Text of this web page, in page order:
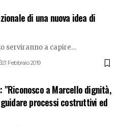
di una nuova idea di
serviranno a capire…
21 Febbraio 2019
"Riconosco a Marcello dignità,
processi costruttivi ed